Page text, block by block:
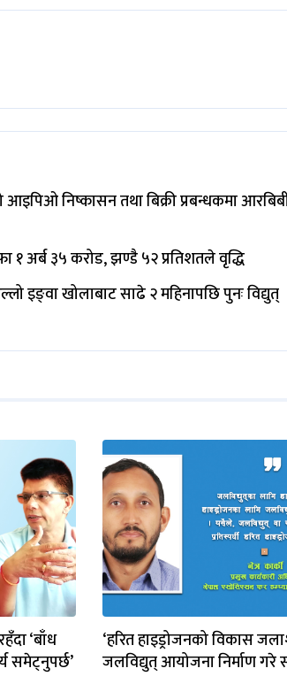
निष्कासन तथा बिक्री प्रबन्धकमा
१ अर्ब ३५ करोड, झण्डै ५२ प्रतिशतले वृद्धि
इङ्‌वा खोलाबाट साढे २ महिनापछि पुनः विद्युत्
‘बाँध
समेट्नुपर्छ’
‘हरित हाइड्रोजनको विकास
जलविद्युत् आयोजना निर्माण गरे